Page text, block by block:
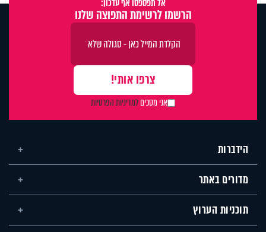
אל תפספסו אף עדכון:
הרשמו לרשימת התפוצה שלנו
אני מסכיםלמדיניות הפרטיות
הידברות
מדורים באתר
תוכניות הערוץ